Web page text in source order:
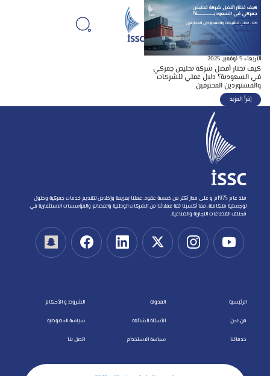
الأربعاء 5 نوفمبر, 2025
كيف تختار أفضل شركة تخليص جمركي
في السعودية؟ دليل عملي للشركات
والمستوردين المحترفين
إقرأ المزيد
منذ عام 1975م و على مدار أكثر من خمسة عقود، عملنا بعزيمة وإخلاص لتقديم خدمات جمركية وحلول
لوجستية متكاملة، مما أكسبنا ثقة عملائنا من الشركات الوطنية والمصانع والمؤسسات الاستثمارية في
مختلف القطاعات التجارية والصناعية.
الرئيسية
من نحن
خدماتنا
المدونة
الأسئلة الشائعة
سياسة الاستخدام
الشروط و الأحكام
سياسة الخصوصية
اتصل بنا